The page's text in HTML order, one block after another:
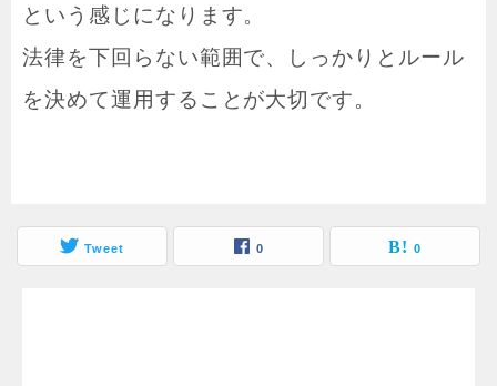
という感じになります。
法律を下回らない範囲で、しっかりとルール
を決めて運用することが大切です。
Tweet 0 0